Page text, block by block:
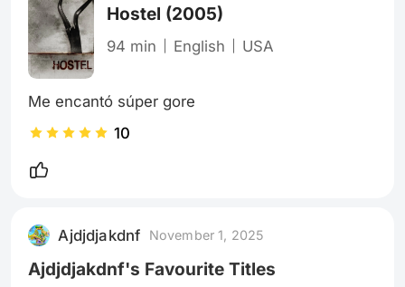
Hostel (2005)
94 min English USA
Me encantó súper gore
10
Ajdjdjakdnf November 1, 2025
Ajdjdjakdnf's Favourite Titles